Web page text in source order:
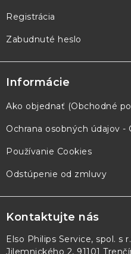
Registrácia
Zabudnuté heslo
Informácie
Ako objednať (Obchodné
Ochrana osobných údajov -
Používanie Cookies
Odstúpenie od zmluvy
Kontaktujte nás
Elso Philips Service, spol. s
Jilemnického 2, 91101